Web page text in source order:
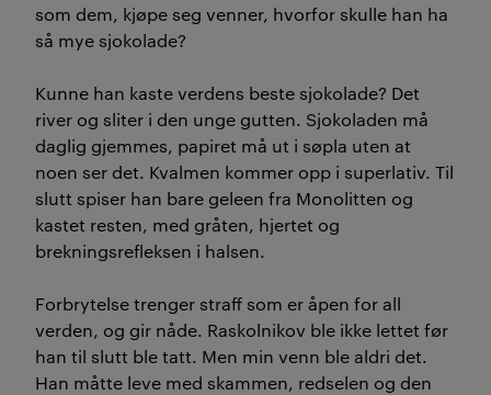
som dem, kjøpe seg venner, hvorfor skulle han ha
så mye sjokolade?
Kunne han kaste verdens beste sjokolade? Det
river og sliter i den unge gutten. Sjokoladen må
daglig gjemmes, papiret må ut i søpla uten at
noen ser det. Kvalmen kommer opp i superlativ. Til
slutt spiser han bare geleen fra Monolitten og
kastet resten, med gråten, hjertet og
brekningsrefleksen i halsen.
Forbrytelse trenger straff som er åpen for all
verden, og gir nåde. Raskolnikov ble ikke lettet før
han til slutt ble tatt. Men min venn ble aldri det.
Han måtte leve med skammen, redselen og den